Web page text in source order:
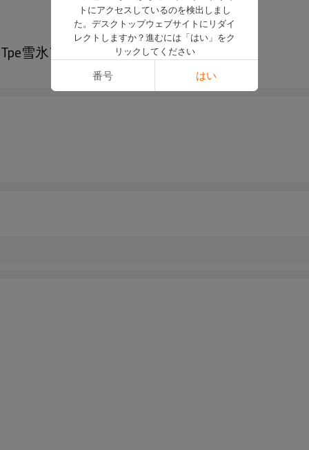
雪氷アイゼン
トにアクセスしているのを検出しまし
た。デスクトップウェブサイトにリダイ
レクトしますか？進むには「はい」をク
リックしてください
番号 はい